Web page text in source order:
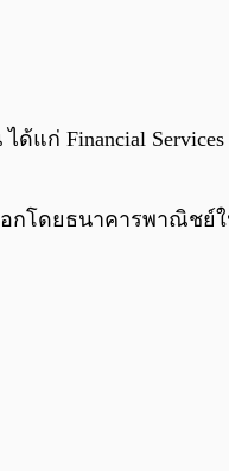
Financial Services
กโดยธนาคารพาณิชย์